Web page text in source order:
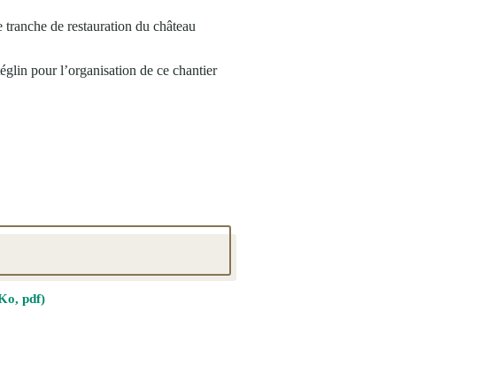
de restauration du château
pour l’organisation de ce chantier
pdf